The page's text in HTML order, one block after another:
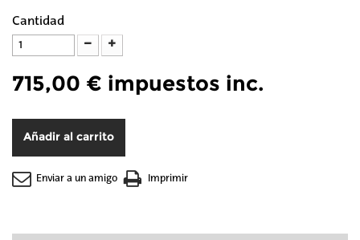
Cantidad
715,00 € impuestos inc.
Añadir al carrito
Enviar a un amigo Imprimir